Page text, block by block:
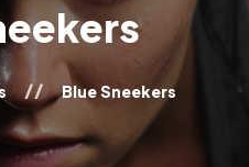
Blue Sneekers